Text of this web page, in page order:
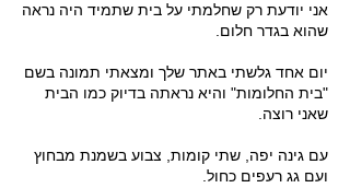
אני יודעת רק שחלמתי על בית שתמיד היה נראה
שהוא בגדר חלום.
יום אחד גלשתי באתר שלך ומצאתי תמונה בשם
"בית החלומות" והיא נראתה בדיוק כמו הבית
שאני רוצה.
עם גינה יפה, שתי קומות, צבוע בשמנת מבחוץ
ועם גג רעפים כחול.